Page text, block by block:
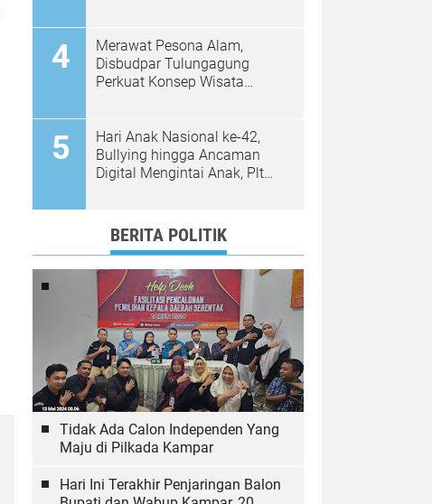
Merawat Pesona Alam,
Disbudpar Tulungagung
Perkuat Konsep Wisata
Hari Anak Nasional ke-42,
Bullying hingga Ancaman
Digital Mengintai Anak, Plt
Ramah Anak
BERITA POLITIK
Tidak Ada Calon Independen Yang
Maju di Pilkada Kampar
Hari Ini Terakhir Penjaringan Balon